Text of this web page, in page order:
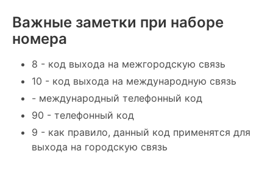
Важные заметки при наборе
номера
8 - код выхода на межгородскую связь
10 - код выхода на международную связь
- международный телефонный код
90 - телефонный код
9 - как правило, данный код применятся для
выхода на городскую связь